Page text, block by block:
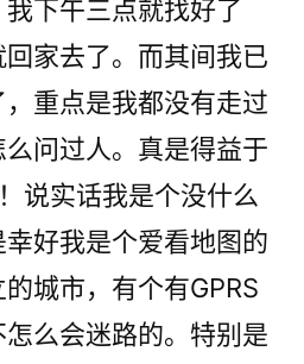
下午三点就找好了
家去了。而其间我已
重点是我都没有走过
问过人。真是得益于
说实话我是个没什么
好我是个爱看地图的
城市，有个有GPRS
么会迷路的。特别是